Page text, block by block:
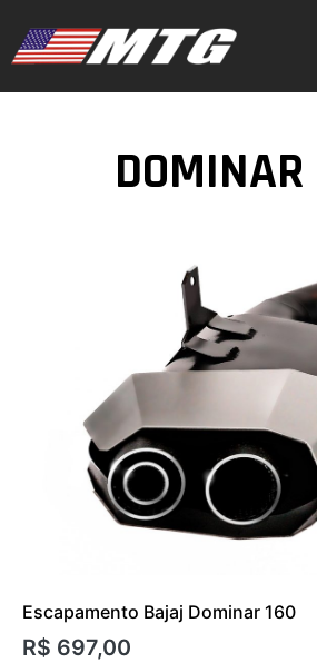
Escapamento Bajaj Dominar 160
R$ 697,00